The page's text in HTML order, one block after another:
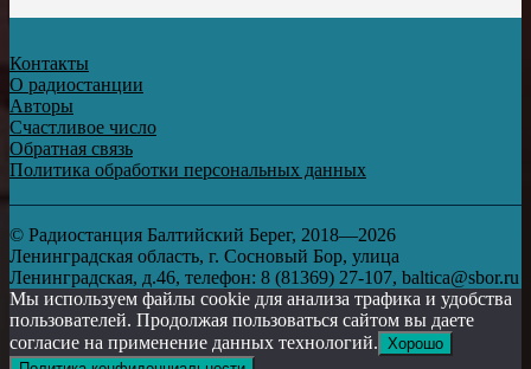
Контакты
О радиостанции
Авторы
Счастливое число
Обратная связь
Политика обработки персональных данных
© Радиостанция Балтийский Берег, 2018—2026
Ленинградская область, г. Сосновый Бор, улица
Ленинградская, д.46, телефон: 8 (81369) 27-107, baltica@sbor.ru
Мы используем файлы cookie для анализа трафика и удобства
пользователей. Продолжая пользоваться сайтом вы даете
согласие на применение данных технологий. Хорошо